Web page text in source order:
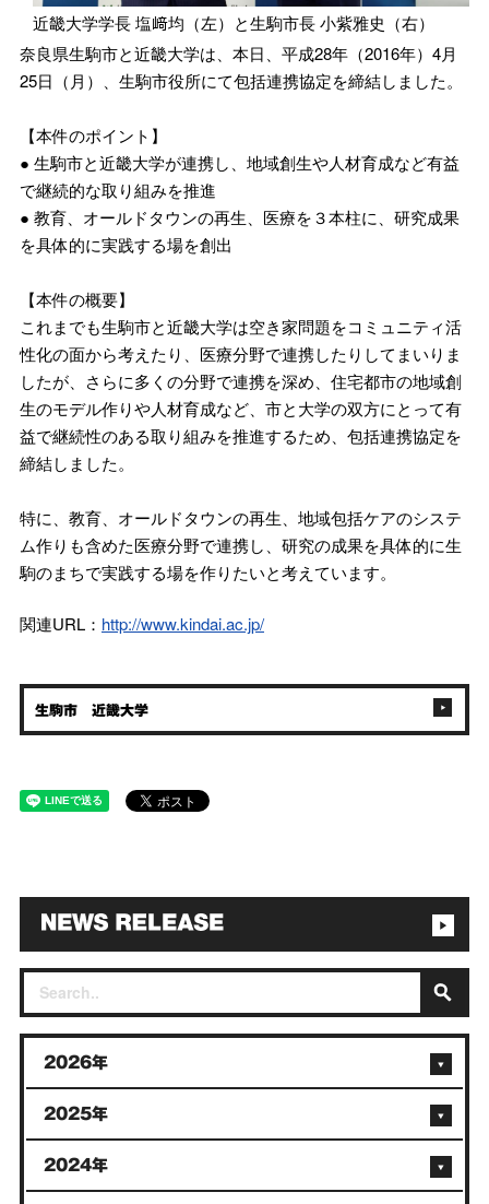
近畿大学学長 塩﨑均（左）と生駒市長 小紫雅史（右）
奈良県生駒市と近畿大学は、本日、平成28年（2016年）4月
25日（月）、生駒市役所にて包括連携協定を締結しました。
【本件のポイント】
● 生駒市と近畿大学が連携し、地域創生や人材育成など有益
で継続的な取り組みを推進
● 教育、オールドタウンの再生、医療を３本柱に、研究成果
を具体的に実践する場を創出
【本件の概要】
これまでも生駒市と近畿大学は空き家問題をコミュニティ活
性化の面から考えたり、医療分野で連携したりしてまいりま
したが、さらに多くの分野で連携を深め、住宅都市の地域創
生のモデル作りや人材育成など、市と大学の双方にとって有
益で継続性のある取り組みを推進するため、包括連携協定を
締結しました。
特に、教育、オールドタウンの再生、地域包括ケアのシステ
ム作りも含めた医療分野で連携し、研究の成果を具体的に生
駒のまちで実践する場を作りたいと考えています。
関連URL： http://www.kindai.ac.jp/
生駒市 近畿大学
2026年
2025年
2024年